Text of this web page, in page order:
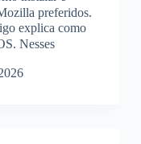
preferidos.
explica como
Nesses